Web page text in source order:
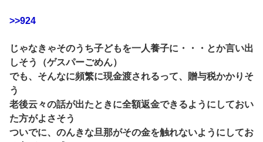
>>924
じゃなきゃそのうち子どもを一人養子に・・・とか言い出
しそう（ゲスパーごめん）
でも、そんなに頻繁に現金渡されるって、贈与税かかりそ
う
老後云々の話が出たときに全額返金できるようにしておい
た方がよさそう
ついでに、のんきな旦那がその金を触れないようにしてお